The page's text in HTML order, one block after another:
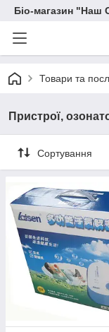
Біо-магазин "Наш
Товари та
Пристрої,
Сортування